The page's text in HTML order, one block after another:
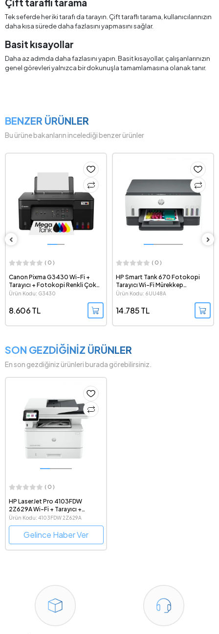
Çift taraflı tarama
Tek seferde her iki tarafı da tarayın. Çift taraflı tarama, kullanıcılarınızın
daha kısa sürede daha fazlasını yapmasını sağlar.
Basit kısayollar
Daha az adımda daha fazlasını yapın. Basit kısayollar, çalışanlarınızın
genel görevleri yalnızca bir dokunuşla tamamlamasına olanak tanır.
BENZER ÜRÜNLER
Bu ürüne bakanların incelediği benzer ürünler
( 0 )
Canon Pixma G3430 Wi-Fi +
Tarayıcı + Fotokopi Renkli Çok
Fonksiyonlu Mürekkep Tanklı All-
Ürün Kodu: G3430
8.606 TL
( 0 )
HP Smart Tank 670 Fotokopi
Tarayıcı Wi-Fi Mürekkep
Püskürtmeli Tanklı All in One
Ürün Kodu: 6UU48A
14.785 TL
SON GEZDİĞİNİZ ÜRÜNLER
En son gezdiğiniz ürünleri burada görebilirsiniz.
( 0 )
HP LaserJet Pro 4103FDW
2Z629A Wi-Fi + Tarayıcı +
Fotokopi + Faks Çok
Fonksiyonlu All in One Siyah-
Beyaz Lazer Yazıcı
Ürün Kodu: 4103FDW 2Z629A
Gelince Haber Ver